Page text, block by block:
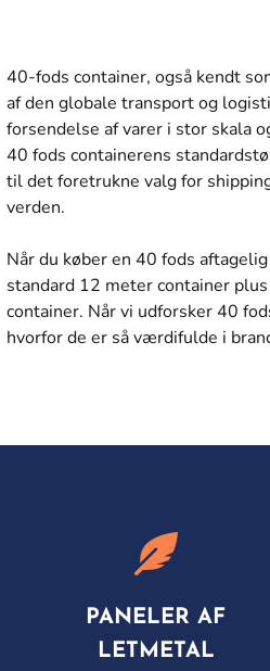
40-fods container, også kendt
af den globale transport og
forsendelse af varer i stor skala
40 fods containerens
til det foretrukne valg for
verden.
Når du køber en 40 fods
standard 12 meter container
container. Når vi udforsker 40
hvorfor de er så værdifulde i
PANELER AF
LETMETAL